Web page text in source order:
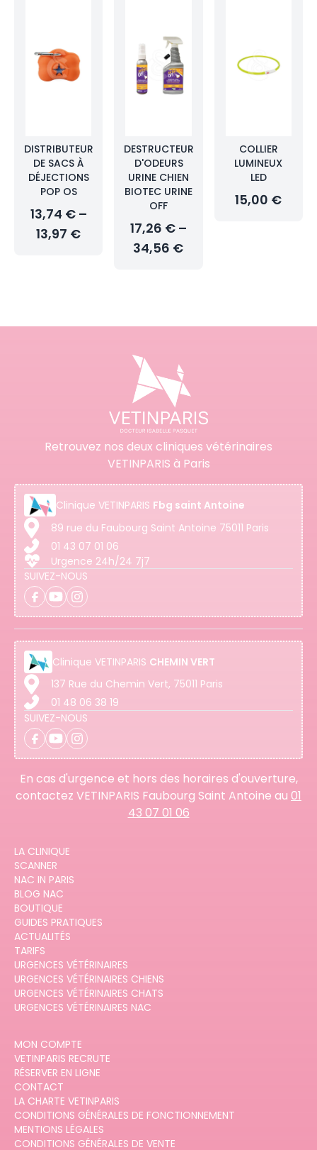
DISTRIBUTEUR
DE SACS À
DÉJECTIONS
POP OS
13,74 € –
13,97 €
DESTRUCTEUR
D'ODEURS
URINE CHIEN
BIOTEC URINE
OFF
17,26 € –
34,56 €
COLLIER
LUMINEUX
LED
15,00 €
Retrouvez nos deux cliniques vétérinaires
VETINPARIS à Paris
Clinique VETINPARIS Fbg saint Antoine
89 rue du Faubourg Saint Antoine 75011 Paris
01 43 07 01 06
Urgence 24h/24 7j7
SUIVEZ-NOUS
Clinique VETINPARIS CHEMIN VERT
137 Rue du Chemin Vert, 75011 Paris
01 48 06 38 19
SUIVEZ-NOUS
En cas d'urgence et hors des horaires d'ouverture,
contactez VETINPARIS Faubourg Saint Antoine au 01
43 07 01 06
LA CLINIQUE
SCANNER
NAC IN PARIS
BLOG NAC
BOUTIQUE
GUIDES PRATIQUES
ACTUALITÉS
TARIFS
URGENCES VÉTÉRINAIRES
URGENCES VÉTÉRINAIRES CHIENS
URGENCES VÉTÉRINAIRES CHATS
URGENCES VÉTÉRINAIRES NAC
MON COMPTE
VETINPARIS RECRUTE
RÉSERVER EN LIGNE
CONTACT
LA CHARTE VETINPARIS
CONDITIONS GÉNÉRALES DE FONCTIONNEMENT
MENTIONS LÉGALES
CONDITIONS GÉNÉRALES DE VENTE